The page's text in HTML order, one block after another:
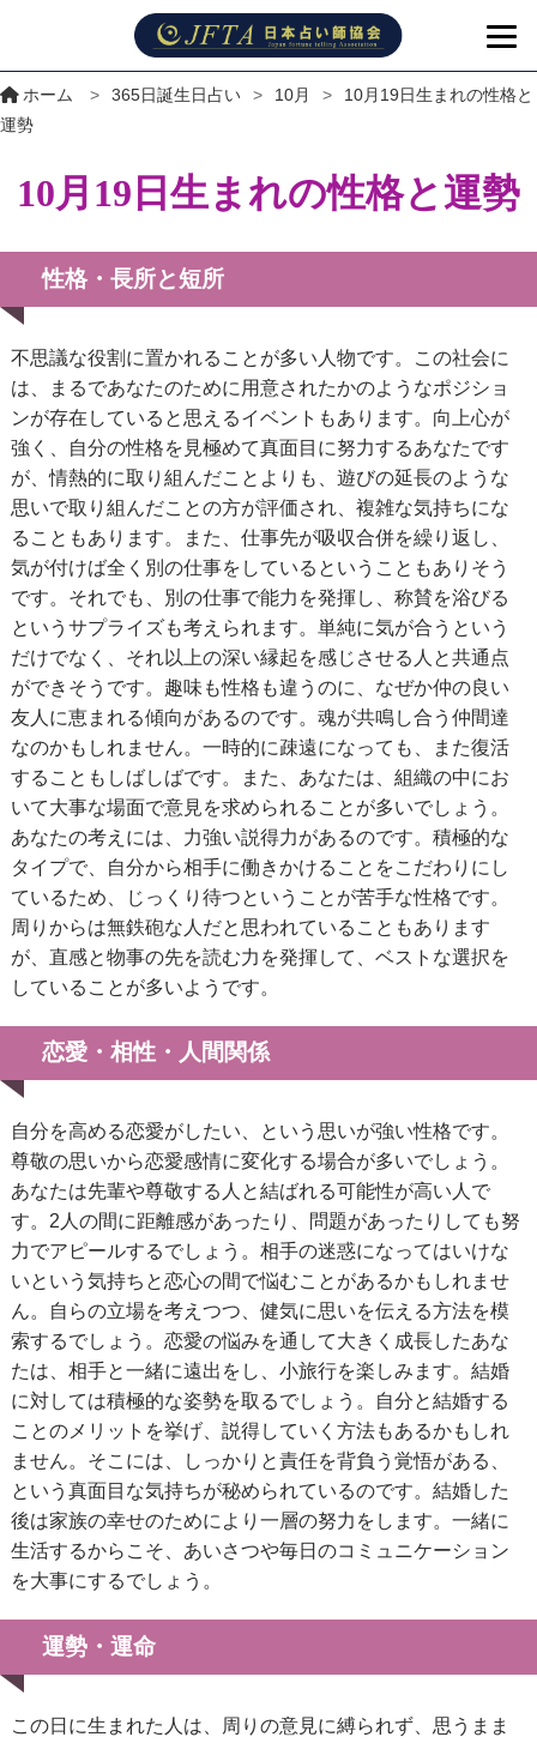
ホーム > 365日誕生日占い > 10月 >
10月19日生まれの性格と
運勢
10月19日生まれの性格と運勢
性格・長所と短所
不思議な役割に置かれることが多い人物です。この社会に
は、まるであなたのために用意されたかのようなポジショ
ンが存在していると思えるイベントもあります。向上心が
強く、自分の性格を見極めて真面目に努力するあなたです
が、情熱的に取り組んだことよりも、遊びの延長のような
思いで取り組んだことの方が評価され、複雑な気持ちにな
ることもあります。また、仕事先が吸収合併を繰り返し、
気が付けば全く別の仕事をしているということもありそう
です。それでも、別の仕事で能力を発揮し、称賛を浴びる
というサプライズも考えられます。単純に気が合うという
だけでなく、それ以上の深い縁起を感じさせる人と共通点
ができそうです。趣味も性格も違うのに、なぜか仲の良い
友人に恵まれる傾向があるのです。魂が共鳴し合う仲間達
なのかもしれません。一時的に疎遠になっても、また復活
することもしばしばです。また、あなたは、組織の中にお
いて大事な場面で意見を求められることが多いでしょう。
あなたの考えには、力強い説得力があるのです。積極的な
タイプで、自分から相手に働きかけることをこだわりにし
ているため、じっくり待つということが苦手な性格です。
周りからは無鉄砲な人だと思われていることもあります
が、直感と物事の先を読む力を発揮して、ベストな選択を
していることが多いようです。
恋愛・相性・人間関係
自分を高める恋愛がしたい、という思いが強い性格です。
尊敬の思いから恋愛感情に変化する場合が多いでしょう。
あなたは先輩や尊敬する人と結ばれる可能性が高い人で
す。2人の間に距離感があったり、問題があったりしても努
力でアピールするでしょう。相手の迷惑になってはいけな
いという気持ちと恋心の間で悩むことがあるかもしれませ
ん。自らの立場を考えつつ、健気に思いを伝える方法を模
索するでしょう。恋愛の悩みを通して大きく成長したあな
たは、相手と一緒に遠出をし、小旅行を楽しみます。結婚
に対しては積極的な姿勢を取るでしょう。自分と結婚する
ことのメリットを挙げ、説得していく方法もあるかもしれ
ません。そこには、しっかりと責任を背負う覚悟がある、
という真面目な気持ちが秘められているのです。結婚した
後は家族の幸せのためにより一層の努力をします。一緒に
生活するからこそ、あいさつや毎日のコミュニケーション
を大事にするでしょう。
運勢・運命
この日に生まれた人は、周りの意見に縛られず、思うまま